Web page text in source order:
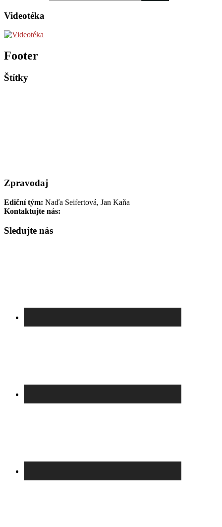
Videotéka
Footer
Štítky
Zpravodaj
Ediční tým: Naďa Seifertová, Jan Kaňa
Kontaktujte nás:
Sledujte nás